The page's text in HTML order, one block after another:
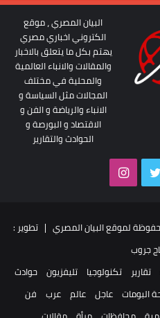
البيان المصري ، موقع
الكتروني اخباري مصري
يهتم بكل ما يتعلق بالاخبار
والمقالات والانباء العالمية
والمحلية في مختلف
المجالات مثل السياسة و
الانباء والرياضة و الفن و
الاقتصاد و البورصة و
الحوادث والتقارير
تويتر
الحقوق محفوظة لموقع البيان المصري | تطوير :
جروب
تقارير تكنولوجيا تليفزيون حوادث
البومات عاجل عالم عرب فن